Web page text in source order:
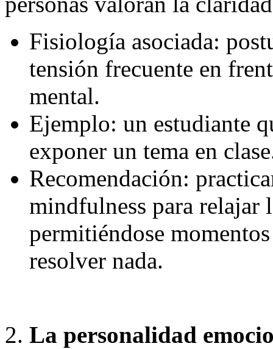
Fisiología asociada:
tensión frecuente en
mental.
Ejemplo: un estudiante
exponer un tema en
Recomendación:
mindfulness para relajar
permitiéndose
resolver nada.
La personalidad